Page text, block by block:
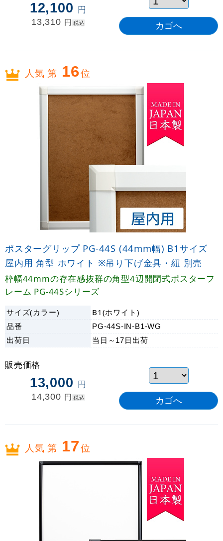
12,100 円
13,310 円 税込
人気 第 16位
ポスターグリップ PG-44S (44mm幅) B1サイズ
屋内用 角型 ホワイト ※吊り下げ金具・紐 別売
枠幅44mmの存在感抜群の角型4辺開閉式ポスターフ
レーム PG-44Sシリーズ
サイズ(カラー)
B1(ホワイト)
品番
PG-44S-IN-B1-WG
出荷日 当日～17日 出荷
販売価格
13,000 円
14,300 円 税込
人気 第 17位